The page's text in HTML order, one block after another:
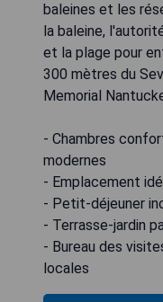
baleines et les
la baleine,
et la plage pour
300 mètres du
Memorial
- Chambres
modernes
- Emplacement
- Petit-déjeuner
- Terrasse-jardin
- Bureau des
locales